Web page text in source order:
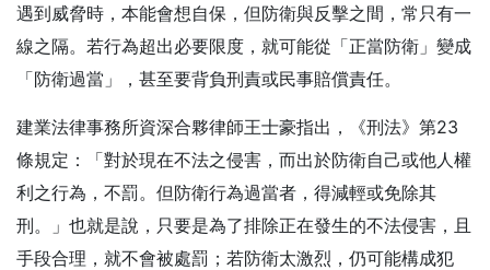
遇到威脅時，本能會想自保，但防衛與反擊之間，常只有一
線之隔。若行為超出必要限度，就可能從「正當防衛」變成
「防衛過當」，甚至要背負刑責或民事賠償責任。
建業法律事務所資深合夥律師王士豪指出，《刑法》第23
條規定：「對於現在不法之侵害，而出於防衛自己或他人權
利之行為，不罰。但防衛行為過當者，得減輕或免除其
刑。」也就是說，只要是為了排除正在發生的不法侵害，且
手段合理，就不會被處罰；若防衛太激烈，仍可能構成犯